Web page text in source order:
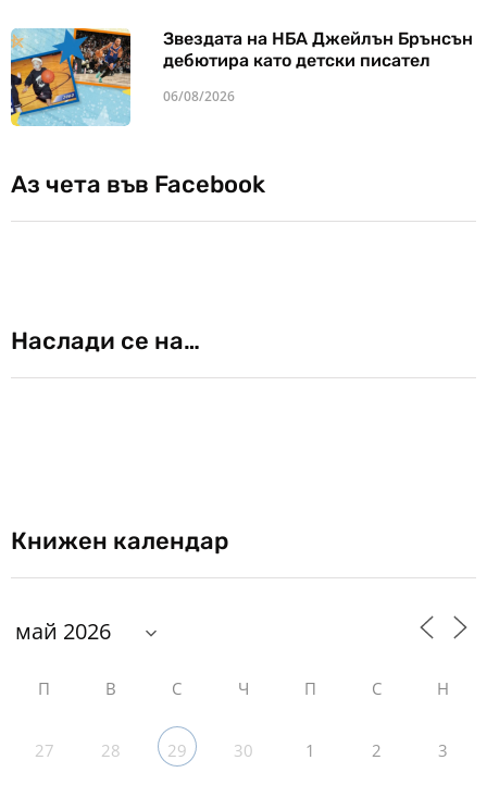
Звездата на НБА Джейлън Брънсън
дебютира като детски писател
06/08/2026
Аз чета във Facebook
Наслади се на…
Книжен календар
П В С Ч П С Н
27 28 29 30 1 2 3